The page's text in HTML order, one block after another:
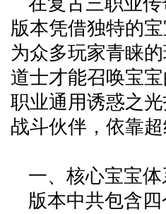
版本凭借独特的
为众多玩家青睐
道士才能召唤宝
职业通用诱惑之
战斗伙伴，依靠
一、核心宝宝体
版本中共包含